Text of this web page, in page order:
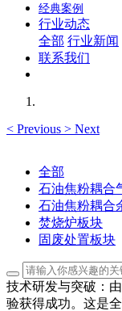
经典案例
行业动态
全部 行业新闻
联系我们
< Previous > Next
全部
石油焦粉耦合
石油焦粉耦合
焚烧炉板块
固废处置板块
技术研发与突破：
验获得成功。这是